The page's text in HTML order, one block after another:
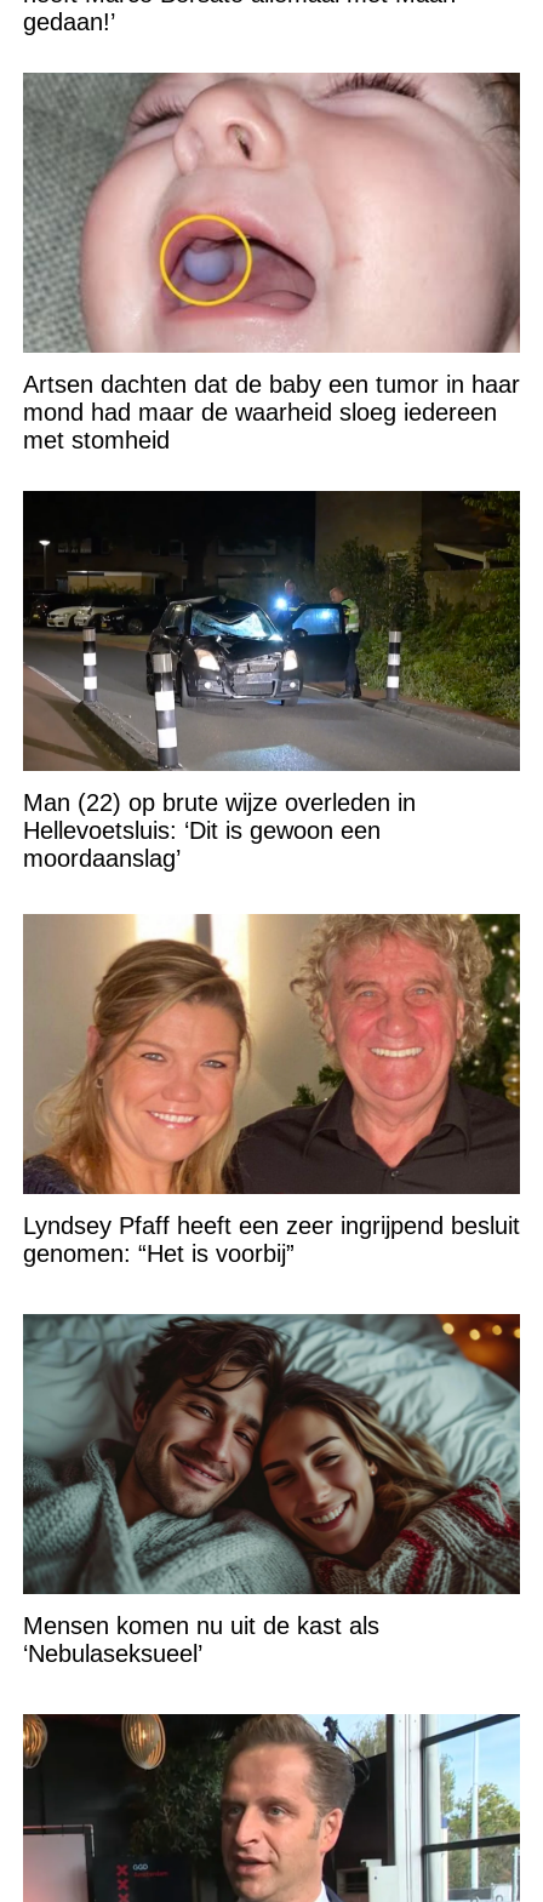
gedaan!’
Artsen dachten dat de baby een tumor in haar
mond had maar de waarheid sloeg iedereen
met stomheid
Man (22) op brute wijze overleden in
Hellevoetsluis: ‘Dit is gewoon een
moordaanslag’
Lyndsey Pfaff heeft een zeer ingrijpend besluit
genomen: “Het is voorbij”
Mensen komen nu uit de kast als
‘Nebulaseksueel’